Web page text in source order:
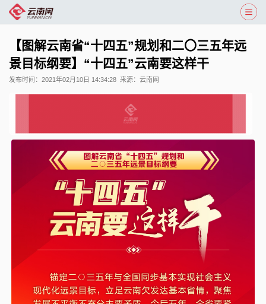
【图解云南省“十四五”规划和二〇三五年远
景目标纲要】“十四五”云南要这样干
发布时间： 2021年02月10日 14:34:28 来源： 云南网